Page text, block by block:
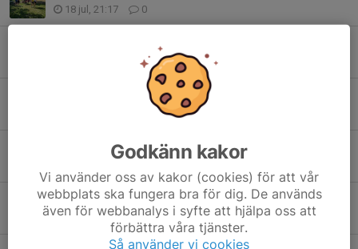
18 jul, 21:17 0
Utvärderingsmöte ungdomsledarna
0
Midsommarloppet i Hägersta ☀️🌲🏃‍♀️
Avslutning vårens orienteringskurs 2026
Mossfotboll
26 jun 2025 2
Godkänn kakor
Vi använder oss av kakor (cookies) för att vår
webbplats ska fungera bra för dig. De används
även för webbanalys i syfte att hjälpa oss att
förbättra våra tjänster.
Så använder vi cookies